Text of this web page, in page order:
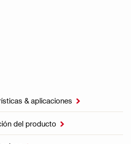
& aplicaciones 
del producto 